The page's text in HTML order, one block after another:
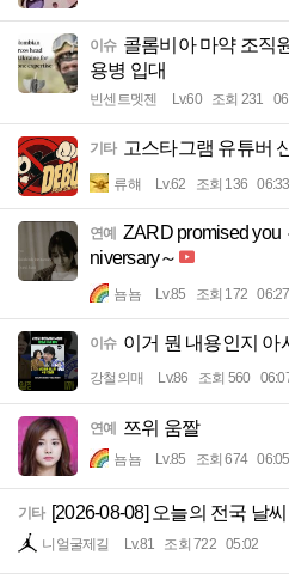
이슈 콜롬비아 마약 조직
용병 입대
빈센트멧젠 Lv.60 조회 231
기타 고스타그램 유튜버
류햬 Lv.62 조회 136 06:33
연예
ZARD promised you
niversary～
뇸뇸 Lv.85 조회 172 06:27
이슈 이거 뭔 내용인지 아
강철의매 Lv.86 조회 560
연예 쯔위 움짤
뇸뇸 Lv.85 조회 674 06:05
기타 [2026-08-08] 오늘의 전국 날
니얼굴제길 Lv.81 조회 722 05:02